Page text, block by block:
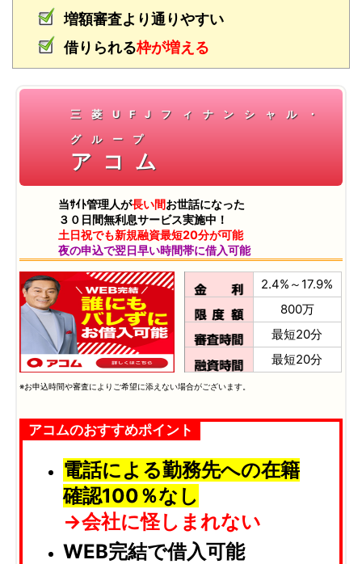
増額審査より通りやすい
借りられる枠が増える
三菱UFJフィナンシャル・
グループ
アコム
当ｻｲﾄ管理人が長い間お世話になった
３０日間無利息サービス実施中！
土日祝でも新規融資最短20分が可能
夜の申込で翌日早い時間帯に借入可能
2.4%～17.9%
800万
最短20分
最短20分
※お申込時間や審査によりご希望に添えない場合がございます。
アコムのおすすめポイント
電話による勤務先への在籍
確認100％なし
→会社に怪しまれない
WEB完結で借入可能